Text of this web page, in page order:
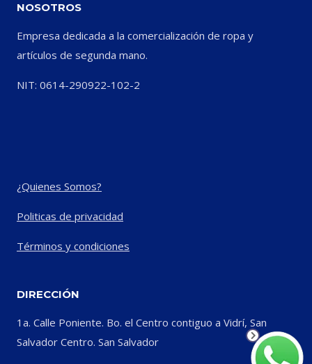
NOSOTROS
Empresa dedicada a la comercialización de ropa y
artículos de segunda mano.
NIT: 0614-290922-102-2
¿Quienes Somos?
Politicas de privacidad
Términos y condiciones
DIRECCIÓN
1a. Calle Poniente. Bo. el Centro contiguo a Vidrí, San
Salvador Centro. San Salvador